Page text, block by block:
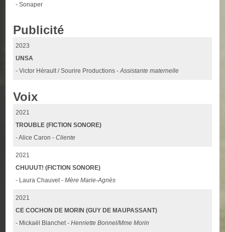
- Sonaper
Publicité
2023
UNSA
- Victor Hérault / Sourire Productions -Assistante maternelle
Voix
2021
TROUBLE (FICTION SONORE)
- Alice Caron -Cliente
2021
CHUUUT! (FICTION SONORE)
- Laura Chauvet -Mère Marie-Agnès
2021
CE COCHON DE MORIN (GUY DE MAUPASSANT)
- Mickaël Blanchet -Henriette Bonnel/Mme Morin